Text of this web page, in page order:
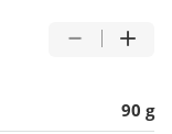
90 g